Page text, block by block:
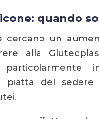
quando
cercano un
alla
piatta del